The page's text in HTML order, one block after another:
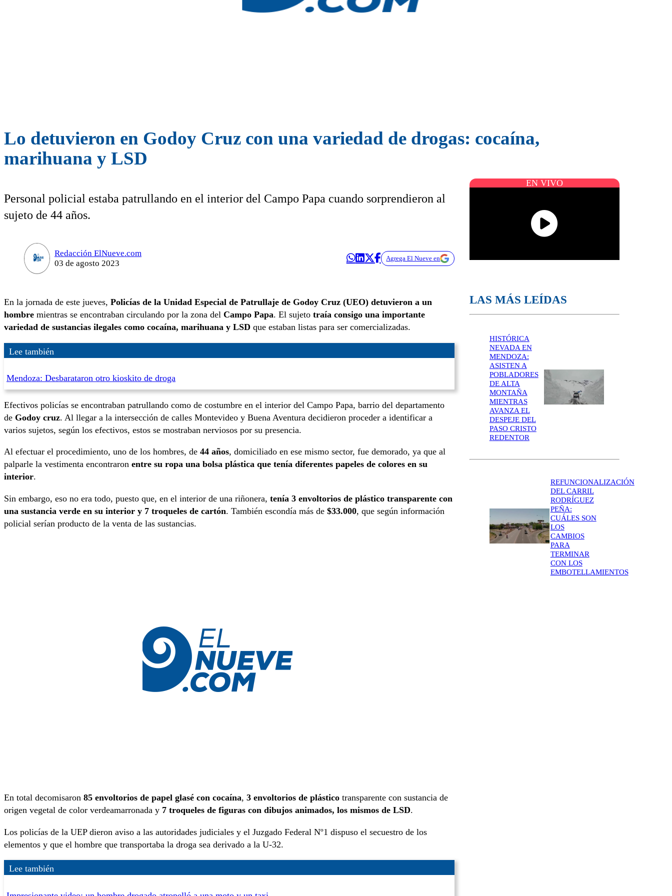
Lo detuvieron en Godoy Cruz con una variedad de drogas: cocaína,
marihuana y LSD
Personal policial estaba patrullando en el interior del Campo Papa cuando sorprendieron al
sujeto de 44 años.
Redacción ElNueve.com
03 de agosto 2023
Agrega El Nueve en
En la jornada de este jueves, Policías de la Unidad Especial de Patrullaje de Godoy Cruz (UEO) detuvieron a un
hombre mientras se encontraban circulando por la zona del Campo Papa. El sujeto traía consigo una importante
variedad de sustancias ilegales como cocaína, marihuana y LSD que estaban listas para ser comercializadas.
Lee también
Mendoza: Desbarataron otro kioskito de droga
Efectivos policías se encontraban patrullando como de costumbre en el interior del Campo Papa, barrio del departamento
de Godoy cruz. Al llegar a la intersección de calles Montevideo y Buena Aventura decidieron proceder a identificar a
varios sujetos, según los efectivos, estos se mostraban nerviosos por su presencia.
Al efectuar el procedimiento, uno de los hombres, de 44 años, domiciliado en ese mismo sector, fue demorado, ya que al
palparle la vestimenta encontraron entre su ropa una bolsa plástica que tenía diferentes papeles de colores en su
interior.
Sin embargo, eso no era todo, puesto que, en el interior de una riñonera, tenía 3 envoltorios de plástico transparente con
una sustancia verde en su interior y 7 troqueles de cartón. También escondía más de $33.000, que según información
policial serían producto de la venta de las sustancias.
En total decomisaron 85 envoltorios de papel glasé con cocaína, 3 envoltorios de plástico transparente con sustancia de
origen vegetal de color verdeamarronada y 7 troqueles de figuras con dibujos animados, los mismos de LSD.
Los policías de la UEP dieron aviso a las autoridades judiciales y el Juzgado Federal Nº1 dispuso el secuestro de los
elementos y que el hombre que transportaba la droga sea derivado a la U-32.
Lee también
EN VIVO
LAS MÁS LEÍDAS
HISTÓRICA
NEVADA EN
MENDOZA:
ASISTEN A
POBLADORES
DE ALTA
MONTAÑA
MIENTRAS
AVANZA EL
DESPEJE DEL
PASO CRISTO
REDENTOR
REFUNCIONALIZACIÓN
DEL CARRIL
RODRÍGUEZ
PEÑA:
CUÁLES SON
LOS
CAMBIOS
PARA
TERMINAR
CON LOS
EMBOTELLAMIENTOS